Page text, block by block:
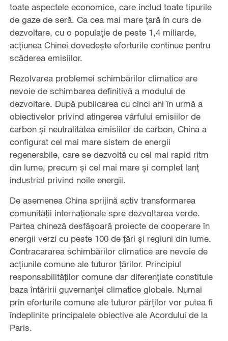
toate aspectele economice, care includ toate tipurile
de gaze de seră. Ca cea mai mare țară în curs de
dezvoltare, cu o populație de peste 1,4 miliarde,
acțiunea Chinei dovedește eforturile continue pentru
scăderea emisiilor.
Rezolvarea problemei schimbărilor climatice are
nevoie de schimbarea definitivă a modului de
dezvoltare. După publicarea cu cinci ani în urmă a
obiectivelor privind atingerea vârfului emisiilor de
carbon și neutralitatea emisiilor de carbon, China a
configurat cel mai mare sistem de energii
regenerabile, care se dezvoltă cu cel mai rapid ritm
din lume, precum și cel mai mare și complet lanț
industrial privind noile energii.
De asemenea China sprijină activ transformarea
comunității internaționale spre dezvoltarea verde.
Partea chineză desfășoară proiecte de cooperare în
energii verzi cu peste 100 de țări și regiuni din lume.
Contracararea schimbărilor climatice are nevoie de
acțiunile comune ale tuturor țărilor. Principiul
responsabilităților comune dar diferențiate constituie
baza întăririi guvernanței climatice globale. Numai
prin eforturile comune ale tuturor părților vor putea fi
îndeplinite principalele obiective ale Acordului de la
Paris.